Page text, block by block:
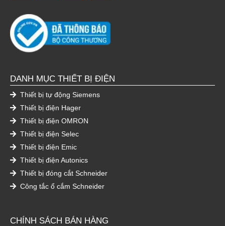
DANH MỤC THIẾT BỊ ĐIỆN
Thiết bị tự động Siemens
Thiết bị điện Hager
Thiết bị điện OMRON
Thiết bị điện Selec
Thiết bị điện Emic
Thiết bị điện Autonics
Thiết bị đóng cắt Schneider
Công tắc ổ cắm Schneider
CHÍNH SÁCH BÁN HÀNG